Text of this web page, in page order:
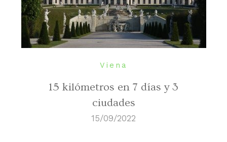
Viena
15 kilómetros en 7 días y 3
ciudades
15/09/2022